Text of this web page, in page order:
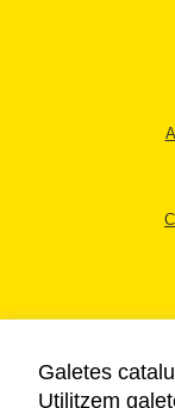
Galetes
Utilitzem